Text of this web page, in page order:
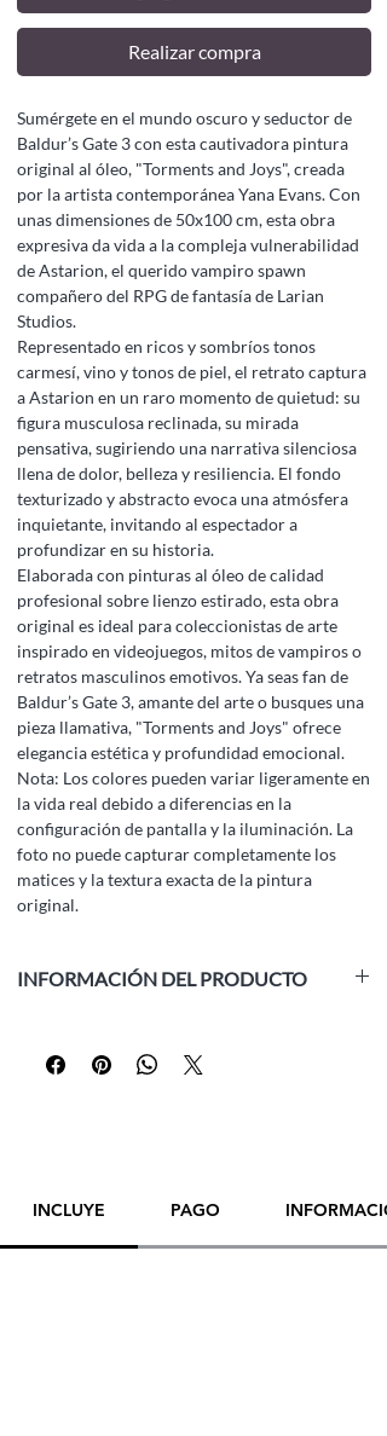
Realizar compra
Sumérgete en el mundo oscuro y seductor de
Baldur’s Gate 3 con esta cautivadora pintura
original al óleo, "Torments and Joys", creada
por la artista contemporánea Yana Evans. Con
unas dimensiones de 50x100 cm, esta obra
expresiva da vida a la compleja vulnerabilidad
de Astarion, el querido vampiro spawn
compañero del RPG de fantasía de Larian
Studios.
Representado en ricos y sombríos tonos
carmesí, vino y tonos de piel, el retrato captura
a Astarion en un raro momento de quietud: su
figura musculosa reclinada, su mirada
pensativa, sugiriendo una narrativa silenciosa
llena de dolor, belleza y resiliencia. El fondo
texturizado y abstracto evoca una atmósfera
inquietante, invitando al espectador a
profundizar en su historia.
Elaborada con pinturas al óleo de calidad
profesional sobre lienzo estirado, esta obra
original es ideal para coleccionistas de arte
inspirado en videojuegos, mitos de vampiros o
retratos masculinos emotivos. Ya seas fan de
Baldur’s Gate 3, amante del arte o busques una
pieza llamativa, "Torments and Joys" ofrece
elegancia estética y profundidad emocional.
Nota: Los colores pueden variar ligeramente en
la vida real debido a diferencias en la
configuración de pantalla y la iluminación. La
foto no puede capturar completamente los
matices y la textura exacta de la pintura
original.
INFORMACIÓN DEL PRODUCTO
50 x 100 cm (19,7 x 39,4 pulgadas)
Grosor:
2 cm (0,7 pulgadas)
AL ARTISTAPARA REALIZAR UNA COMPRA!
INCLUYE PAGO